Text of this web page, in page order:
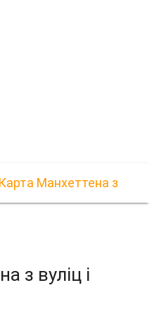
Карта Манхеттена з
з вуліц і